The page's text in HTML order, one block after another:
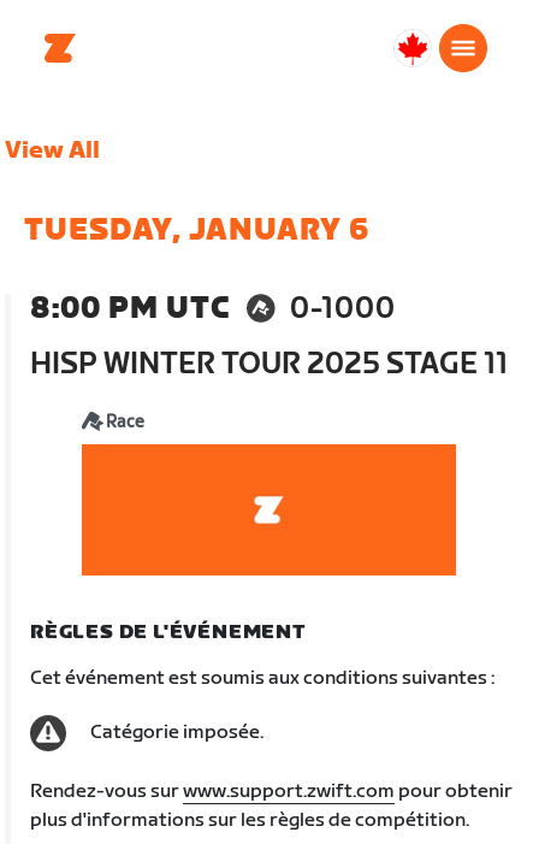
Canada
View All
TUESDAY, JANUARY 6
8:00 PM UTC
0-1000
HISP WINTER TOUR 2025 STAGE 11
Race
RÈGLES DE L'ÉVÉNEMENT
Cet événement est soumis aux conditions suivantes :
Catégorie imposée.
Rendez-vous surwww.support.zwift.com pour obtenir
plus d'informations sur les règles de compétition.